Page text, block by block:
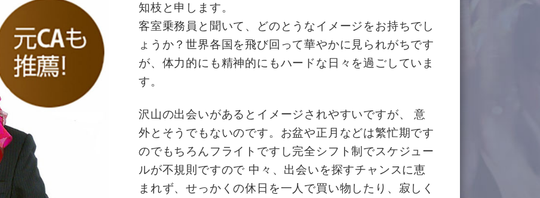
知枝と申します。
客室乗務員と聞いて、どのとうなイメージをお持ちでし
ょうか？世界各国を飛び回って華やかに見られがちです
が、体力的にも精神的にもハードな日々を過ごしていま
す。
沢山の出会いがあるとイメージされやすいですが、 意
外とそうでもないのです。お盆や正月などは繁忙期です
のでもちろんフライトですし完全シフト制でスケジュー
ルが不規則ですので 中々、出会いを探すチャンスに恵
まれず、せっかくの休日を一人で買い物したり、寂しく